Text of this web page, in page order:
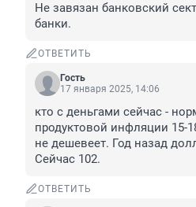
Не завязан банковский
банки.
ОТВЕТИТЬ
Гость
17 января 2025, 14:06
кто с деньгами сейчас -
продуктовой инфляции 15-
не дешевеет. Год назад
Сейчас 102.
ОТВЕТИТЬ